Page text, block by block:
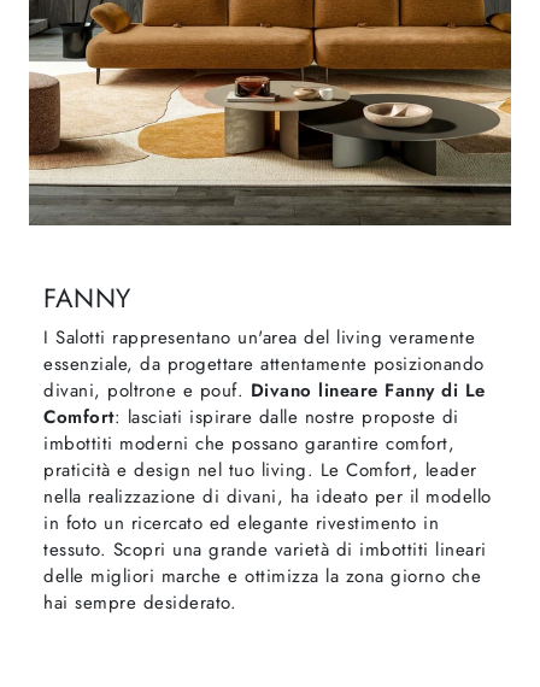
FANNY
I Salotti rappresentano un'area del living veramente
essenziale, da progettare attentamente posizionando
divani, poltrone e pouf. Divano lineare Fanny di Le
Comfort: lasciati ispirare dalle nostre proposte di
imbottiti moderni che possano garantire comfort,
praticità e design nel tuo living. Le Comfort, leader
nella realizzazione di divani, ha ideato per il modello
in foto un ricercato ed elegante rivestimento in
tessuto. Scopri una grande varietà di imbottiti lineari
delle migliori marche e ottimizza la zona giorno che
hai sempre desiderato.